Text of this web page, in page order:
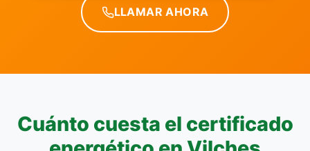
LLAMAR AHORA
Cuánto cuesta el certificado